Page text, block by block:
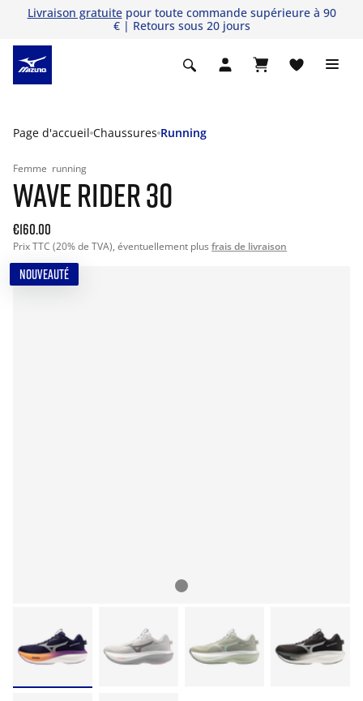
Livraison gratuitepour toute commande supérieure à 90
€ | Retours sous 20 jours
Page d'accueil Chaussures Running
Femme running
WAVE RIDER 30
€160.00
Prix TTC (20% de TVA), éventuellement plus frais de livraison
NOUVEAUTÉ